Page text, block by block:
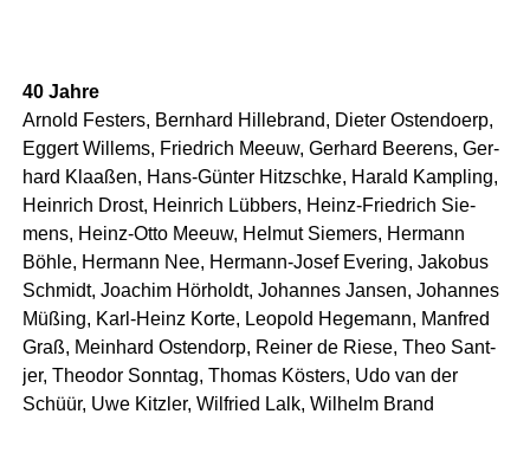
40 Jah­re
Arnold Fes­ters, Bern­hard Hil­le­brand, Die­ter Osten­doerp,
Eggert Wil­lems, Fried­rich Mee­uw, Ger­hard Bee­rens, Ger­
hard Klaa­ßen, Hans-Gün­ter Hitzschke, Harald Kam­pling,
Hein­rich Drost, Hein­rich Lüb­bers, Heinz-Fried­rich Sie­
mens, Heinz-Otto Mee­uw, Hel­mut Sie­mers, Her­mann
Böh­le, Her­mann Nee, Her­mann-Josef Evering, Jako­bus
Schmidt, Joa­chim Hör­holdt, Johan­nes Jan­sen, Johan­nes
Müß­ing, Karl-Heinz Kor­te, Leo­pold Hege­mann, Man­fred
Graß, Mein­hard Osten­dorp, Rei­ner de Rie­se, Theo Sant­
jer, Theo­dor Sonn­tag, Tho­mas Kös­ters, Udo van der
Schüür, Uwe Kitz­ler, Wil­fried Lalk, Wil­helm Brand